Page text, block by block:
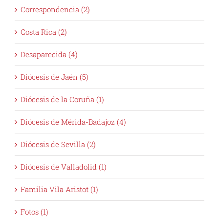
Correspondencia (2)
Costa Rica (2)
Desaparecida (4)
Diócesis de Jaén (5)
Diócesis de la Coruña (1)
Diócesis de Mérida-Badajoz (4)
Diócesis de Sevilla (2)
Diócesis de Valladolid (1)
Familia Vila Aristot (1)
Fotos (1)